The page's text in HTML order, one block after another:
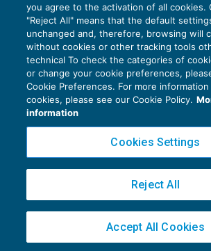
Privacy Policy
Cookie Policy
Copyright 2016 ©Gruppo Euroconference
Piazza Luigi Einaudi, 10N01 - 20124 Milano -
02776120236
you agree to the activation of all cookies.
"Reject All" means that the default
unchanged and, therefore, browsing will
without cookies or other tracking tools
technical To check the categories of
or change your cookie preferences,
Cookie Preferences. For more information
cookies, please see our Cookie Policy.
information
Cookies Settings
Reject All
Accept All Cookies